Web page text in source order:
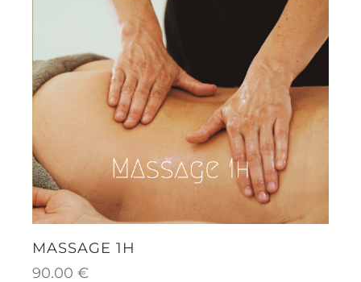
MASSAGE 1H
90.00 €